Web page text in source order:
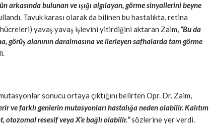
arkasında bulunan ve ışığı algılayan, görme sinyallerini beyne
Tavuk karası olarak da bilinen bu hastalıkta, retina
yavaş yavaş işlevini yitirdiğini aktaran Zaim, “Bu da
görüş alanının daralmasına ve ilerleyen safhalarda tam görme
sonucu ortaya çıktığını belirten Opr. Dr. Zaim,
ve farklı genlerin mutasyonları hastalığa neden olabilir. Kalıtım
resesif veya X’e bağlı olabilir.”sözlerine yer verdi.